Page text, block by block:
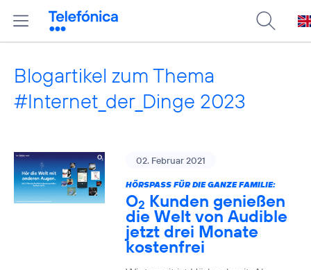
Blogartikel zum Thema
#Internet_der_Dinge 2023
02. Februar 2021
HÖRSPASS FÜR DIE GANZE FAMILIE:
O2 Kunden genießen
die Welt von Audible
jetzt drei Monate
kostenfrei